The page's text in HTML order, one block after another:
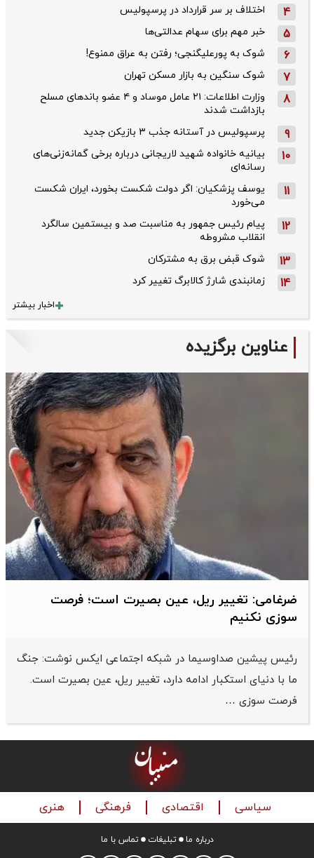
4 اختلاف بر سر قرارداد در پرسپولیس
5 خبر مهم برای سهام عدالتی‌ها
6 شوک به پورعلیگنجی؛ رفتن به عراق ممنوع!
7 شوک سنگین به بازار مسکن تهران
8
وزارت اطلاعات: ۲۱ عامل موساد و ۴ عضو باندهای مسلح
بازداشت شدند
9 پرسپولیس در آستانه جذب ۳ بازیکن جدید
10
بیانیه خانواده شهید لاریجانی درباره برخی گمانه‌زنی‌های
رسانه‌ای
11
یوسف پزشکیان: اگر دولت شکست بخورد، ایران شکست
می‌خورد
12
پیام رئیس جمهور به مناسبت صد و بیستمین سالگرد
انقلاب مشروطه
13 شوک قبض برق به مشترکان
14 زمانبندی شارژ کالابرگ تغییر کرد
اخبار بیشتر
عناوین برگزیده
ضرغامی: تغییر ریل، عین بصیرت است؛ فرصت
سوزی نکنیم
رئیس پیشین صداوسیما در شبکه اجتماعی ایکس نوشت: جنگ
ما با دنیای استکبار ادامه دارد، تغییر ریل، عین بصیرت است.
فرصت سوزی …
سیاسی اقتصادی فرهنگی هنری
درباره ما تبلیغات تماس با ما